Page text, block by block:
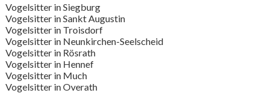
Vogelsitter in Siegburg
Vogelsitter in Sankt Augustin
Vogelsitter in Troisdorf
Vogelsitter in Neunkirchen-Seelscheid
Vogelsitter in Rösrath
Vogelsitter in Hennef
Vogelsitter in Much
Vogelsitter in Overath